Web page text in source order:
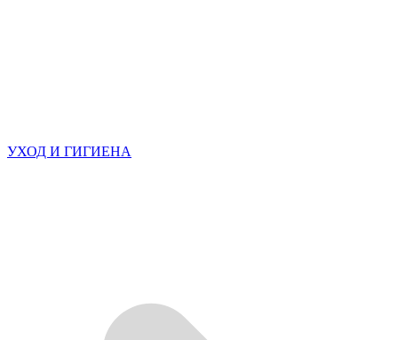
УХОД И ГИГИЕНА